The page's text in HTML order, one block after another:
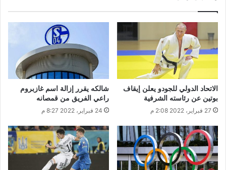
الاتحاد الدولي للجودو يعلن إيقاف
بوتين عن رئاسته الشرفية
27 فبراير، 2022 2:08 م
شالكه يقرر إزالة اسم غازبروم
راعي الفريق من قمصانه
24 فبراير، 2022 8:27 م